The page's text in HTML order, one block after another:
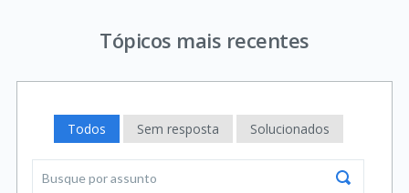
Tópicos mais recentes
Todos Sem resposta Solucionados